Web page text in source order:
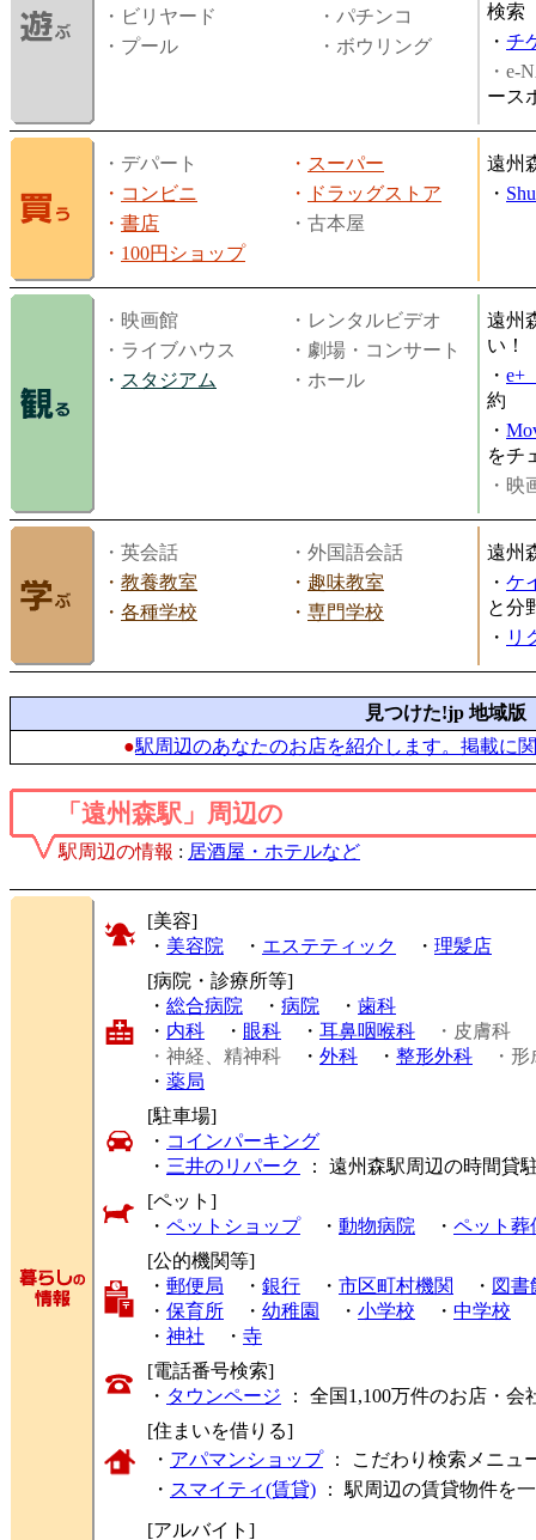
・ビリヤード
・パチンコ
・プール
・ボウリング
検索
・ チ
・e-
ース
・デパート ・ スーパー
・ コンビニ ・
ドラッグストア
・ 書店
・古本屋
・ 100円ショップ
遠州
・
・映画館
・レンタルビデオ
・ライブハウス
・劇場・コンサート
・ スタジアム ・ホール
遠州
い！
・ e+
約
・
をチ
・映
・英会話
・外国語会話
・ 教養教室 ・ 趣味教室
・ 各種学校 ・ 専門学校
遠州
・ ケ
と分
・ リ
見つけた!jp 地域版
●駅周辺のあなたのお店を紹介します。掲載に
「遠州森駅」周辺の
駅周辺の情報 : 居酒屋・ホテルなど
[美容]
・ 美容院 ・ エステティック ・ 理髪店
[病院・診療所等]
・ 総合病院 ・ 病院 ・ 歯科
・ 内科 ・ 眼科 ・ 耳鼻咽喉科 ・皮膚科
・神経、精神科 ・ 外科 ・ 整形外科
・
・ 薬局
[駐車場]
・ コインパーキング
・ 三井のリパーク
： 遠州森駅周辺の時間貸
[ペット]
・ ペットショップ・ 動物病院 ・ ペット葬
[公的機関等]
・ 郵便局 ・ 銀行 ・ 市区町村機関 ・ 図書
・ 保育所 ・ 幼稚園 ・ 小学校 ・ 中学校
・ 神社 ・ 寺
[電話番号検索]
・ タウンページ ： 全国1,100万件のお店・
[住まいを借りる]
・ アパマンショップ： こだわり検索メニュ
・ スマイティ(賃貸) ： 駅周辺の賃貸物件を
[アルバイト]